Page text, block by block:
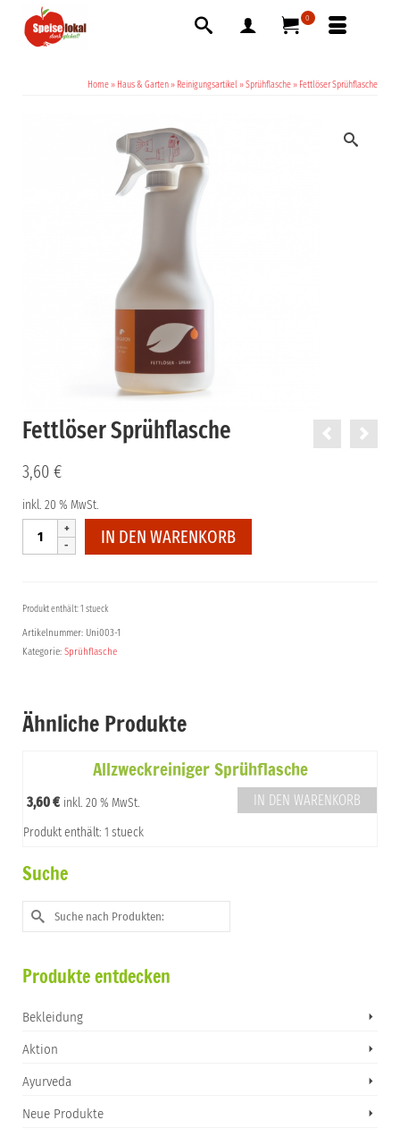
0
Home » Haus & Garten » Reinigungsartikel »Sprühflasche » Fettlöser Sprühflasche
Fettlöser Sprühflasche
3,60 €
inkl. 20 % MwSt.
Fettlöser
Sprühflasche
IN DEN WARENKORB
Produkt enthält: 1 stueck
Artikelnummer: Uni003-1
Kategorie: Sprühflasche
Ähnliche Produkte
Allzweckreiniger Sprühflasche
3,60€ inkl. 20 % MwSt.
Produkt enthält: 1 stueck
IN DEN WARENKORB
Suche
Suche
nach:
Produkte entdecken
Bekleidung
Aktion
Ayurveda
Neue Produkte